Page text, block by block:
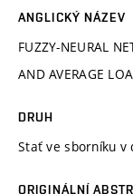
ANGLICKÝ NÁZEV
FUZZY-NEURAL
AND AVERAGE
DRUH
Stať ve sborníku v
ORIGINÁLNÍ